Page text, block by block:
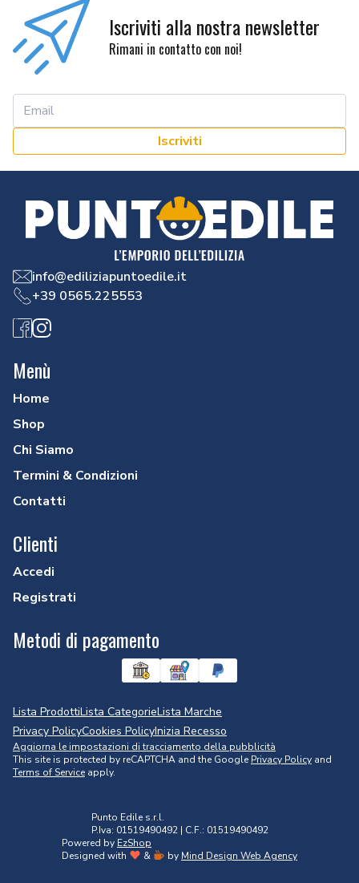
Iscriviti alla nostra newsletter
Rimani in contatto con noi!
Iscriviti
info@ediliziapuntoedile.it
+39 0565.225553
Facebook
Instagram
Menù
Home
Shop
Chi Siamo
Termini & Condizioni
Contatti
Clienti
Accedi
Registrati
Metodi di pagamento
Lista ProdottiLista CategorieLista Marche
Privacy PolicyCookies PolicyInizia Recesso
Aggiorna le impostazioni di tracciamento della pubblicità
This site is protected by reCAPTCHA and the Google Privacy Policy and
Terms of Service apply.
Punto Edile s.r.l.
P.Iva: 01519490492 | C.F.: 01519490492
Powered by EzShop
Designed with
& by Mind Design Web Agency